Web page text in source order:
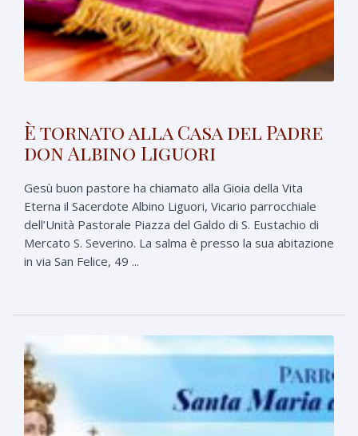
È tornato alla Casa del Padre
don Albino Liguori
Gesù buon pastore ha chiamato alla Gioia della Vita
Eterna il Sacerdote Albino Liguori, Vicario parrocchiale
dell’Unità Pastorale Piazza del Galdo di S. Eustachio di
Mercato S. Severino. La salma è presso la sua abitazione
in via San Felice, 49 ...